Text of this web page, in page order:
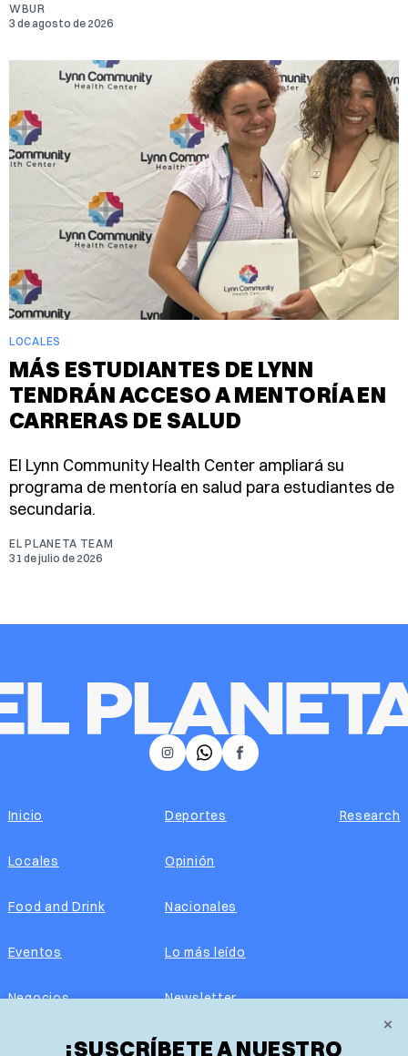
WBUR
3 de agosto de 2026
LOCALES
MÁS ESTUDIANTES DE LYNN
TENDRÁN ACCESO A MENTORÍA EN
CARRERAS DE SALUD
El Lynn Community Health Center ampliará su
programa de mentoría en salud para estudiantes de
secundaria.
EL PLANETA TEAM
31 de julio de 2026
×
¡SUSCRÍBETE A NUESTRO
𝕏 Facebook
Instagram
Inicio
Locales
Food and Drink
Eventos
Negocios
Real Estate
Deportes
Opinión
Nacionales
Lo más leído
Newsletter
Edición impresa
Research